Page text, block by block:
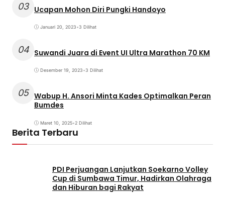
03 Ucapan Mohon Diri Pungki Handoyo
Januari 20, 2023•3 Dilihat
04 Suwandi Juara di Event UI Ultra Marathon 70 KM
Desember 19, 2023•3 Dilihat
05 Wabup H. Ansori Minta Kades Optimalkan Peran
Bumdes
Maret 10, 2025•2 Dilihat
Berita Terbaru
PDI Perjuangan Lanjutkan Soekarno Volley
Cup di Sumbawa Timur, Hadirkan Olahraga
dan Hiburan bagi Rakyat